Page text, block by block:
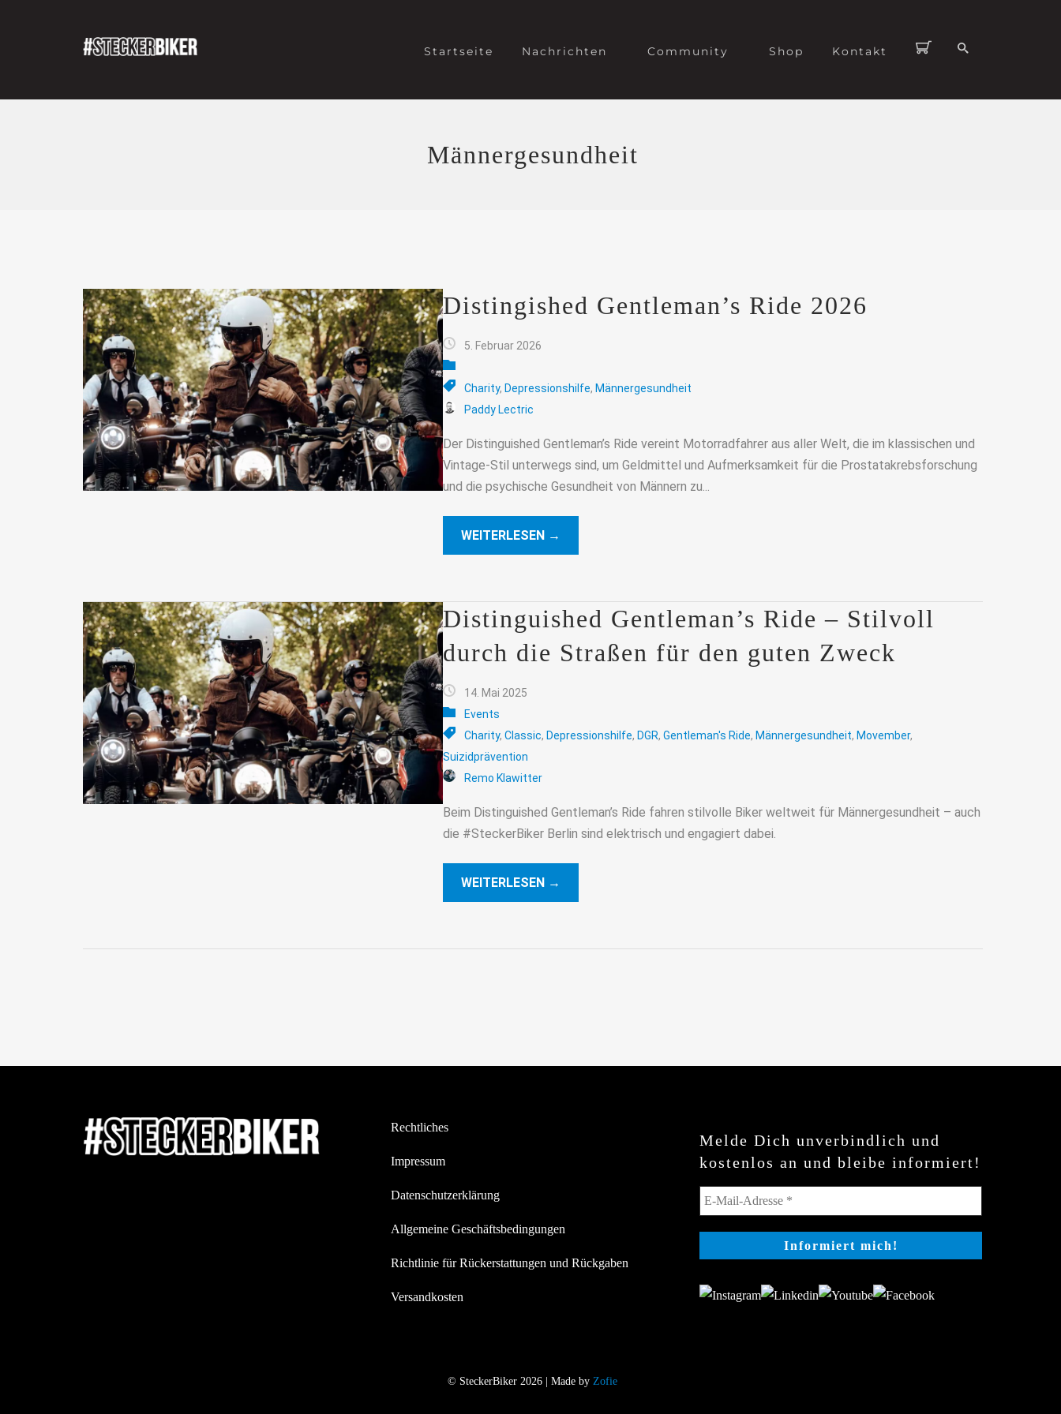
Startseite Nachrichten Community Shop Kontakt
Männergesundheit
Distingished Gentleman’s Ride 2026
5. Februar 2026
Charity, Depressionshilfe, Männergesundheit
Paddy Lectric
Der Distinguished Gentleman’s Ride vereint Motorradfahrer aus aller Welt, die im klassischen und
Vintage-Stil unterwegs sind, um Geldmittel und Aufmerksamkeit für die Prostatakrebsforschung
und die psychische Gesundheit von Männern zu...
WEITERLESEN →
Distinguished Gentleman’s Ride – Stilvoll
durch die Straßen für den guten Zweck
14. Mai 2025
Events
Charity, Classic, Depressionshilfe, DGR, Gentleman's Ride, Männergesundheit, Movember,
Suizidprävention
Remo Klawitter
Beim Distinguished Gentleman’s Ride fahren stilvolle Biker weltweit für Männergesundheit – auch
die #SteckerBiker Berlin sind elektrisch und engagiert dabei.
WEITERLESEN →
Rechtliches
Impressum
Datenschutzerklärung
Allgemeine Geschäftsbedingungen
Richtlinie für Rückerstattungen und Rückgaben
Versandkosten
Melde Dich unverbindlich und
kostenlos an und bleibe informiert!
© SteckerBiker 2026 | Made by Zofie